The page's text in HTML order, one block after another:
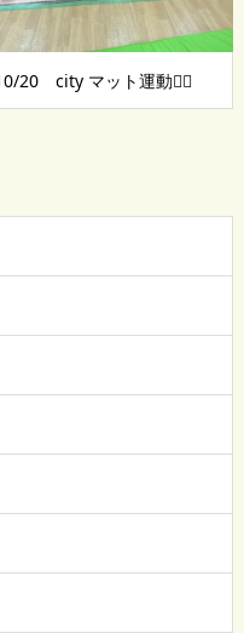
20 city マット運動🤸‍♂️